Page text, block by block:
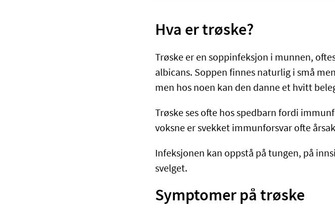
Hva er trøske?
Trøske er en soppinfeksjon i munnen,
albicans. Soppen finnes naturlig i små
men hos noen kan den danne et hvitt
Trøske ses ofte hos spedbarn fordi
voksne er svekket immunforsvar ofte
Infeksjonen kan oppstå på tungen, på
svelget.
Symptomer på trøske